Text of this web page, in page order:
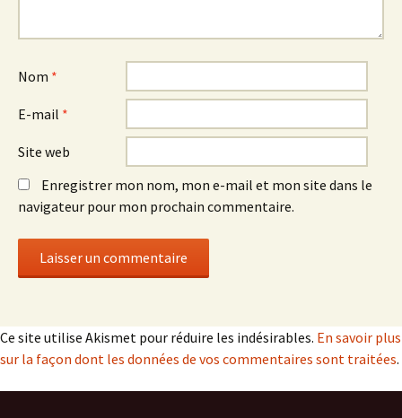
Nom *
E-mail *
Site web
Enregistrer mon nom, mon e-mail et mon site dans le
navigateur pour mon prochain commentaire.
Ce site utilise Akismet pour réduire les indésirables. En savoir plus
sur la façon dont les données de vos commentaires sont traitées.